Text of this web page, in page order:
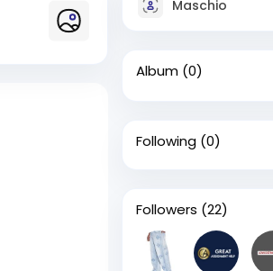
Maschio
Album (0)
Following (0)
Followers (22)